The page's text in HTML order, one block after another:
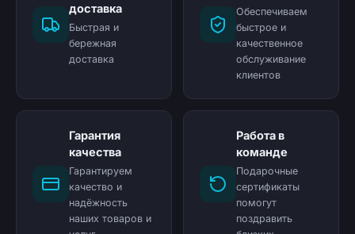
доставка
Быстрая и
бережная
доставка
Обеспечиваем
быстрое и
качественное
обслуживание
клиентов
Гарантия
качества
Гарантируем
качество и
надёжность
наших товаров и
Работа в
команде
Подарочные
сертификаты
помогут
поздравить